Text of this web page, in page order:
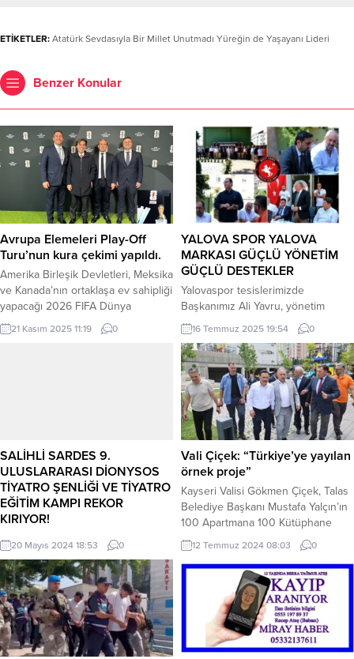
ETİKETLER: Atatürk Sevdasıyla Bir Millet Unutmadı Yüreğin de Yaşayanı Lideri
Benzer Konular
Avrupa Elemeleri Play-Off
Turu’nun kura çekimi yapıldı.
Amerika Birleşik Devletleri, Meksika
ve Kanada’nın ortaklaşa ev sahipliği
yapacağı 2026 FIFA Dünya
Kupası’na Avrupa’dan katılacak son
takımların belli olacağı Avrupa
Takımımızın da yer aldığı Avrupa
Elemeleri’nin play-off turu...
21 Kasım 2025 11:19 0
YALOVA SPOR YALOVA
MARKASI GÜÇLÜ YÖNETİM
GÜÇLÜ DESTEKLER
Yalovaspor tesislerimizde
Başkanımız Ali Yavru, yönetim
kurulumuz, Sportif Direktörümüz
Faruk Yiğit ve Teknik Direktörümüz
Algun Erdem’in katılımıyla sezon
öncesi kahvaltı organizasyonu
gerçekleştirdik.
16 Temmuz 2025 19:54 0
SALİHLİ SARDES 9.
ULUSLARARASI DİONYSOS
TİYATRO ŞENLİĞİ VE TİYATRO
EĞİTİM KAMPI REKOR
KIRIYOR!
Tiyatro sanatının doğduğu, tiyatro
kelimesinin ilk kez kullanıldığı;
tiyatro binalarının ilk yapıldığı şehir;
Lidya Krallığının başkenti de olmuş
olan Salihli ilçesi Sardes Antik
Kentinde, “tiyatro Sanatçıları”
arasında birlik beraberlik,
dayanışma örneği olarak
20 Mayıs 2024 18:53 0
Vali Çiçek: “Türkiye’ye yayılan
örnek proje”
Kayseri Valisi Gökmen Çiçek, Talas
Belediye Başkanı Mustafa Yalçın’ın
100 Apartmana 100 Kütüphane
uygulamasının tüm Türkiye’ye
yayılan örnek bir proje olduğunu
söyledi. KAYSERİ (İGFA) -Talas
Boyçelik ERVA Spor Kulübü
açılışında konuşan Vali Çiçek,
Başkan Yalçın’ın projelerini takdirle
karşıladığını ifade ederek, “Projeyi
çok önemsiyorum ve bu projenin
12 Temmuz 2024 08:03 0